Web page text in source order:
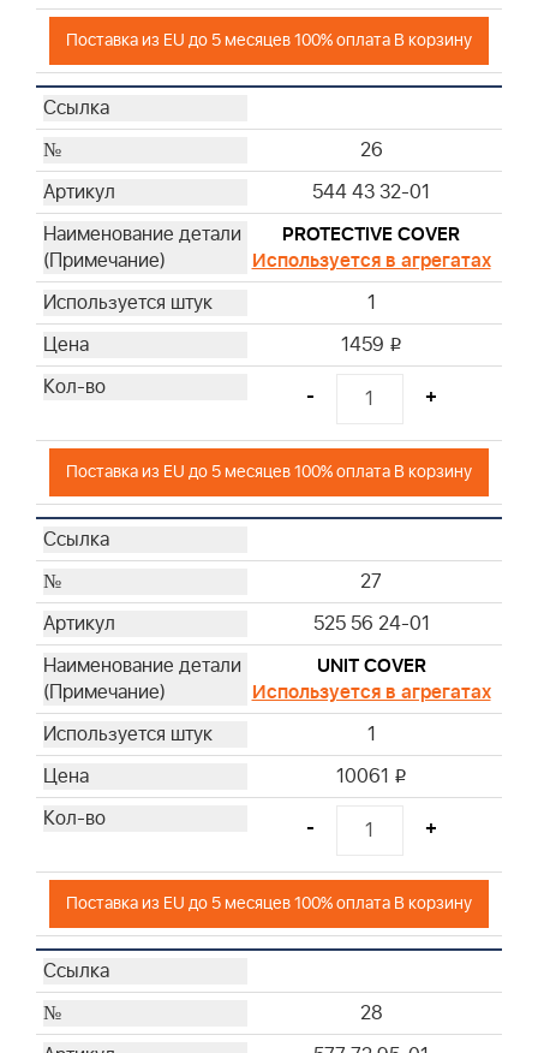
Поставка из EU до 5 месяцев 100% оплата В корзину
26
544 43 32-01
PROTECTIVE COVER
Используется в агрегатах
1
1459 i
- +
Поставка из EU до 5 месяцев 100% оплата В корзину
27
525 56 24-01
UNIT COVER
Используется в агрегатах
1
10061 i
- +
Поставка из EU до 5 месяцев 100% оплата В корзину
28